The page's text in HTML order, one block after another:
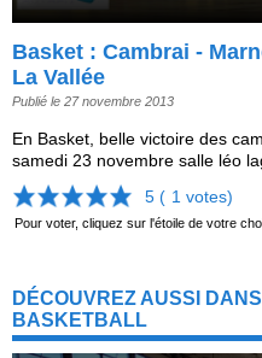
Basket : Cambrai -
La Vallée
Publié le 27 novembre 2013
En Basket, belle victoire des
samedi 23 novembre salle léo
5 ( 1 votes)
Pour voter, cliquez sur l'étoile de votre
DÉCOUVREZ AUSSI
BASKETBALL